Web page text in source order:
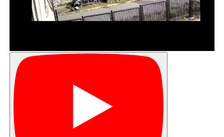
sé si con más o con menos gente, pero que sigamos
cruzando, ya que es bueno para la conectividad de los
Como usualmente ocurre en este proceso, a tempranas
horas de la mañana una decena de visitantes se reunió
en dependencias de la Delegación Presidencial Provincial
de la Antártica para realizar trámites migratorios con la
Avanza de Policía Internacional en Puerto Williams, previo
a su traslado terrestre hacia Puerto Navarino y posterior
cruce marítimo a Ushuaia.